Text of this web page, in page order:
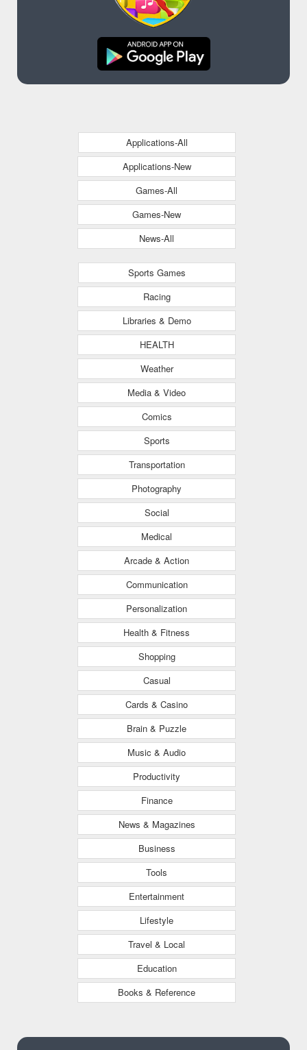
Applications-All
Applications-New
Games-All
Games-New
News-All
Sports Games
Racing
Libraries & Demo
HEALTH
Weather
Media & Video
Comics
Sports
Transportation
Photography
Social
Medical
Arcade & Action
Communication
Personalization
Health & Fitness
Shopping
Casual
Cards & Casino
Brain & Puzzle
Music & Audio
Productivity
Finance
News & Magazines
Business
Tools
Entertainment
Lifestyle
Travel & Local
Education
Books & Reference